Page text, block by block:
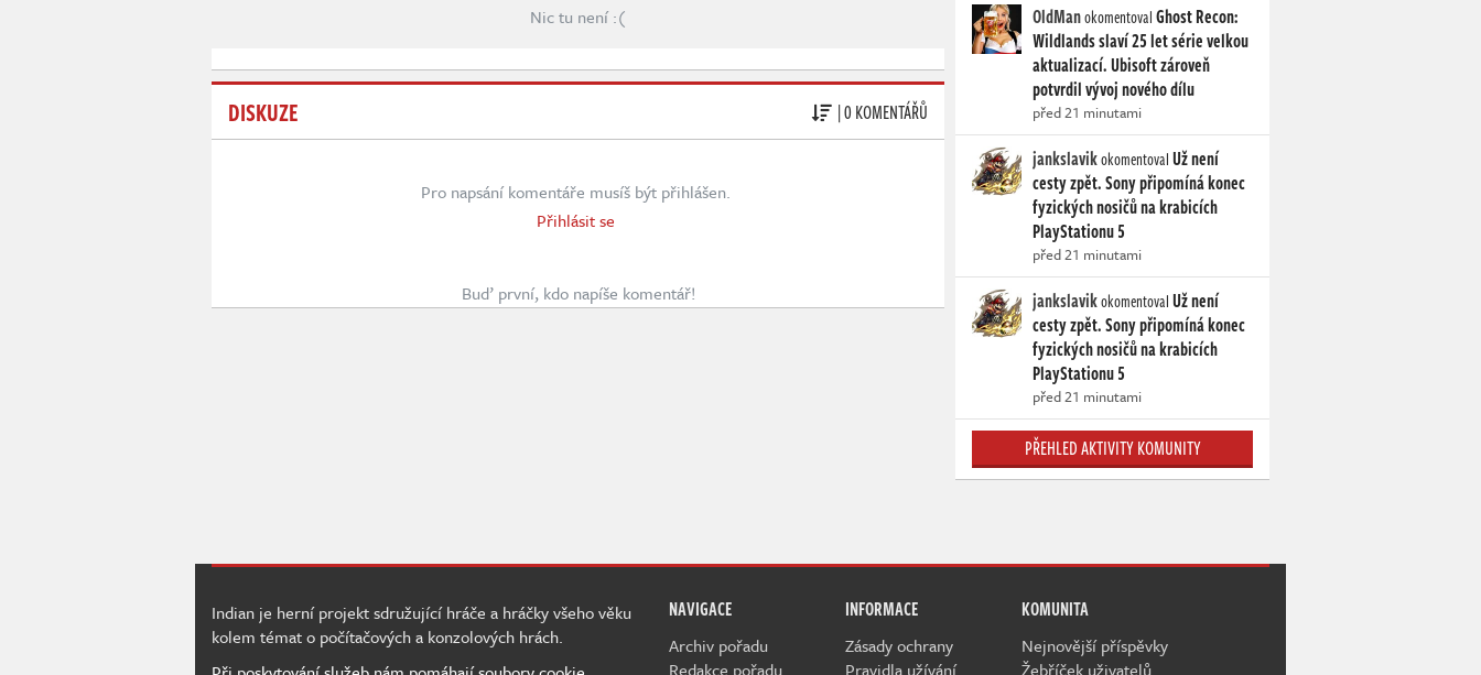
Nic tu není :(
DISKUZE | 0 KOMENTÁŘŮ
Pro napsání komentáře musíš být přihlášen.
Přihlásit se
Buď první, kdo napíše komentář!
OldManokomentovalGhost Recon:
Wildlands slaví 25 let série velkou
aktualizací. Ubisoft zároveň
potvrdil vývoj nového dílu
před 21 minutami
jankslavikokomentovalUž není
cesty zpět. Sony připomíná konec
fyzických nosičů na krabicích
PlayStationu 5
před 21 minutami
jankslavikokomentovalUž není
cesty zpět. Sony připomíná konec
fyzických nosičů na krabicích
PlayStationu 5
před 21 minutami
PŘEHLED AKTIVITY KOMUNITY
NAVIGACE
Archiv pořadu
Redakce pořadu
INFORMACE
Zásady ochrany
Pravidla užívání
KOMUNITA
Nejnovější příspěvky
Žebříček uživatelů
Indian je herní projekt sdružující hráče a hráčky všeho věku
kolem témat o počítačových a konzolových hrách.